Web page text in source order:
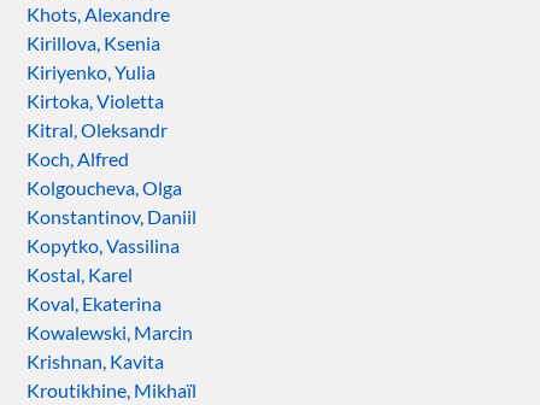
Khots, Alexandre
Kirillova, Ksenia
Kiriyenko, Yulia
Kirtoka, Violetta
Kitral, Oleksandr
Koch, Alfred
Kolgoucheva, Olga
Konstantinov, Daniil
Kopytko, Vassilina
Kostal, Karel
Koval, Ekaterina
Kowalewski, Marcin
Krishnan, Kavita
Kroutikhine, Mikhaïl